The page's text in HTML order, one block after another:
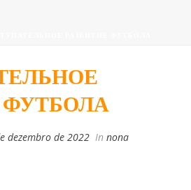
ФУТБОЛА
dezembro de 2022 In попа